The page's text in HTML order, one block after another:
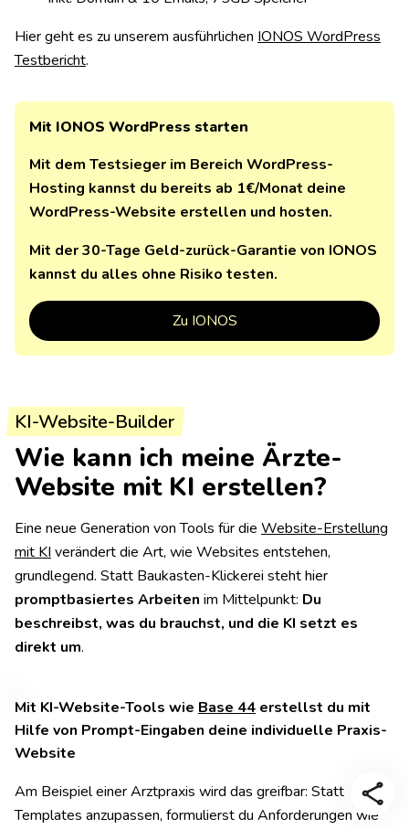
Hier geht es zu unserem ausführlichen IONOS WordPress
Testbericht.
Mit IONOS WordPress starten
Mit dem Testsieger im Bereich WordPress-
Hosting kannst du bereits ab 1€/Monat deine
WordPress-Website erstellen und hosten.
Mit der 30-Tage Geld-zurück-Garantie von IONOS
kannst du alles ohne Risiko testen.
Zu IONOS
KI-Website-Builder
Wie kann ich meine Ärzte-
Website mit KI erstellen?
Eine neue Generation von Tools für die Website-Erstellung
mit KI verändert die Art, wie Websites entstehen,
grundlegend. Statt Baukasten-Klickerei steht hier
promptbasiertes Arbeiten im Mittelpunkt: Du
beschreibst, was du brauchst, und die KI setzt es
direkt um.
Mit KI-Website-Tools wie Base 44 erstellst du mit
Hilfe von Prompt-Eingaben deine individuelle Praxis-
Website
Am Beispiel einer Arztpraxis wird das greifbar: Statt
Templates anzupassen, formulierst du Anforderungen wie